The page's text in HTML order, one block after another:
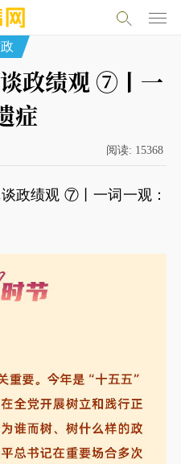
政绩观 ⑦丨一
症
阅读: 15368
政绩观 ⑦丨一词一观：